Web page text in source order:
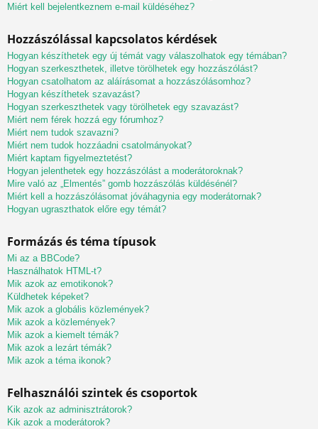
Miért kell bejelentkeznem e-mail küldéséhez?
Hozzászólással kapcsolatos kérdések
Hogyan készíthetek egy új témát vagy válaszolhatok egy témában?
Hogyan szerkeszthetek, illetve törölhetek egy hozzászólást?
Hogyan csatolhatom az aláírásomat a hozzászólásomhoz?
Hogyan készíthetek szavazást?
Hogyan szerkeszthetek vagy törölhetek egy szavazást?
Miért nem férek hozzá egy fórumhoz?
Miért nem tudok szavazni?
Miért nem tudok hozzáadni csatolmányokat?
Miért kaptam figyelmeztetést?
Hogyan jelenthetek egy hozzászólást a moderátoroknak?
Mire való az „Elmentés” gomb hozzászólás küldésénél?
Miért kell a hozzászólásomat jóváhagynia egy moderátornak?
Hogyan ugraszthatok előre egy témát?
Formázás és téma típusok
Mi az a BBCode?
Használhatok HTML-t?
Mik azok az emotikonok?
Küldhetek képeket?
Mik azok a globális közlemények?
Mik azok a közlemények?
Mik azok a kiemelt témák?
Mik azok a lezárt témák?
Mik azok a téma ikonok?
Felhasználói szintek és csoportok
Kik azok az adminisztrátorok?
Kik azok a moderátorok?